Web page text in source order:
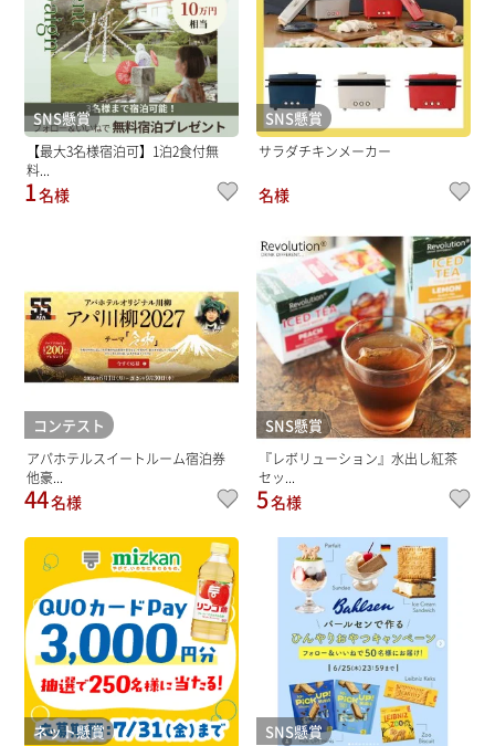
SNS懸賞
【最大3名様宿泊可】1泊2食付無
料...
1名様
SNS懸賞
サラダチキンメーカー
名様
コンテスト
アパホテルスイートルーム宿泊券
他豪...
44名様
SNS懸賞
『レボリューション』水出し紅茶
セッ...
5名様
ネット懸賞 SNS懸賞